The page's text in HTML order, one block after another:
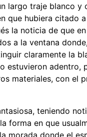
largo traje blanco y
que hubiera citado
la noticia de que
a la ventana
claramente la
adentro,
materiales, con el
teniendo
forma en que
morada donde el